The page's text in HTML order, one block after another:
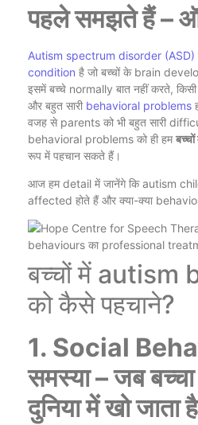
पहले समझते हैं –
Autism spectrum disorder (ASD)
condition है जो बच्चों के brain
इसमें बच्चे normally बात नहीं करते, किसी
और बहुत सारी behavioral problems
वजह से parents को भी बहुत सारी
behavioral problems को ही हम
रूप में पहचान सकते हैं।
आज हम detail में जानेंगे कि autism
affected होते हैं और क्या-क्या
बच्चों में autism
को कैसे पहचाने?
1. Social
समस्या – जब बच्चा
दुनिया में खो जाता है